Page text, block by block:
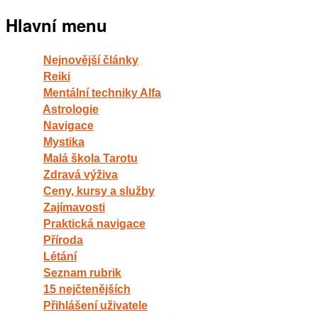
Hlavní menu
Nejnovější články
Reiki
Mentální techniky Alfa
Astrologie
Navigace
Mystika
Malá škola Tarotu
Zdravá výživa
Ceny, kursy a služby
Zajímavosti
Praktická navigace
Příroda
Létání
Seznam rubrik
15 nejčtenějších
Přihlášení uživatele